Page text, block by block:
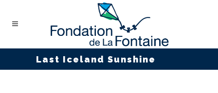
Last Iceland Sunshine